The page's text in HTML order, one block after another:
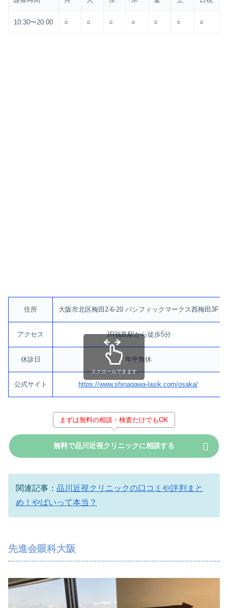
10:30〜20:00 ○ ○ ○ ○ ○ ○ ○
住所 大阪市北区梅田2-6-20 パシフィックマークス西梅田3F
アクセス JR福島駅から徒歩5分
休診日 年中無休
公式サイト https://www.shinagawa-lasik.com/osaka/
スクロールできます
まずは無料の相談・検査だけでもOK
無料で品川近視クリニックに相談する
関連記事： 品川近視クリニックの口コミや評判まと
め！やばいって本当？
先進会眼科大阪